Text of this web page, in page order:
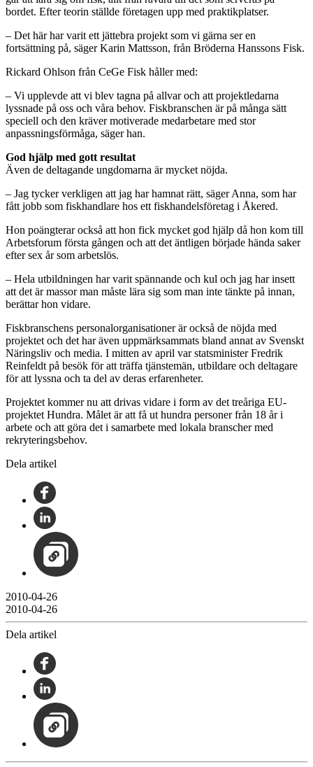
bordet. Efter teorin ställde företagen upp med praktikplatser.
– Det här har varit ett jättebra projekt som vi gärna ser en
fortsättning på, säger Karin Mattsson, från Bröderna Hanssons Fisk.
Rickard Ohlson från CeGe Fisk håller med:
– Vi upplevde att vi blev tagna på allvar och att projektledarna
lyssnade på oss och våra behov. Fiskbranschen är på många sätt
speciell och den kräver motiverade medarbetare med stor
anpassningsförmåga, säger han.
God hjälp med gott resultat
Även de deltagande ungdomarna är mycket nöjda.
– Jag tycker verkligen att jag har hamnat rätt, säger Anna, som har
fått jobb som fiskhandlare hos ett fiskhandelsföretag i Åkered.
Hon poängterar också att hon fick mycket god hjälp då hon kom till
Arbetsforum första gången och att det äntligen började hända saker
efter sex år som arbetslös.
– Hela utbildningen har varit spännande och kul och jag har insett
att det är massor man måste lära sig som man inte tänkte på innan,
berättar hon vidare.
Fiskbranschens personalorganisationer är också de nöjda med
projektet och det har även uppmärksammats bland annat av Svenskt
Näringsliv och media. I mitten av april var statsminister Fredrik
Reinfeldt på besök för att träffa tjänstemän, utbildare och deltagare
för att lyssna och ta del av deras erfarenheter.
Projektet kommer nu att drivas vidare i form av det treåriga EU-
projektet Hundra. Målet är att få ut hundra personer från 18 år i
arbete och att göra det i samarbete med lokala branscher med
rekryteringsbehov.
Dela artikel
2010-04-26
2010-04-26
Dela artikel